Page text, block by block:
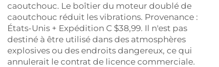
caoutchouc. Le boîtier du moteur doublé de
caoutchouc réduit les vibrations. Provenance :
États-Unis + Expédition C $38,99. Il n'est pas
destiné à être utilisé dans des atmosphères
explosives ou des endroits dangereux, ce qui
annulerait le contrat de licence commerciale.